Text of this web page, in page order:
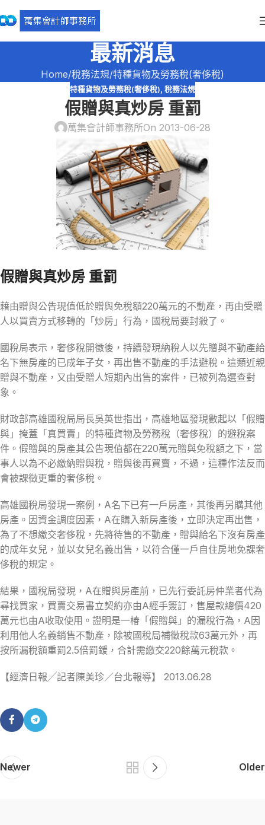
最新消息
Home 稅務法規 特種貨物及勞務稅(奢侈稅)
特種貨物及勞務稅(奢侈稅), 稅務法規
假贈與真炒房 重罰
萬集會計師事務所On 2013-06-28
假贈與真炒房 重罰
藉由贈與公告現值低於贈與免稅額220萬元的不動產，再由受贈
人以買賣方式移轉的「炒房」行為，國稅局要封殺了。
國稅局表示，奢侈稅開徵後，持續發現納稅人以先贈與不動產給
名下無房產的已成年子女，再出售不動產的手法避稅。這類近親
贈與不動產，又由受贈人短期內出售的案件，已被列為選查對
象。
財政部高雄國稅局局長吳英世指出，高雄地區發現數起以「假贈
與」掩蓋「真買賣」的特種貨物及勞務稅（奢侈稅）的避稅案
件。假贈與的房產其公告現值都在220萬元贈與免稅額之下，當
事人以為不必繳納贈與稅，贈與後再買賣，不過，這種作法反而
會被課徵更重的奢侈稅。
高雄國稅局發現一案例，A名下已有一戶房產，其後再另購其他
房產。因資金調度因素，A在購入新房產後，立即決定再出售，
為了不想繳交奢侈稅，先將待售的不動產，贈與給名下沒有房產
的成年女兒，並以女兒名義出售，以符合僅一戶自住房地免課奢
侈稅的規定。
結果，國稅局發現，A在贈與房產前，已先行委託房仲業者代為
尋找買家，買賣交易書立契約亦由A經手簽訂，售屋款總價420
萬元也由A收取使用。證明是一椿「假贈與」的漏稅行為，A因
利用他人名義銷售不動產，除被國稅局補徵稅款63萬元外，再
按所漏稅額重罰2.5倍罰鍰，合計需繳交220餘萬元稅款。
【經濟日報╱記者陳美珍／台北報導】 2013.06.28
Newer Older